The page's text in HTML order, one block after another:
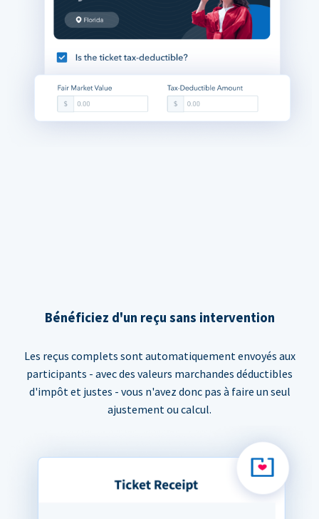
Bénéficiez d'un reçu sans intervention
Les reçus complets sont automatiquement envoyés aux
participants - avec des valeurs marchandes déductibles
d'impôt et justes - vous n'avez donc pas à faire un seul
ajustement ou calcul.